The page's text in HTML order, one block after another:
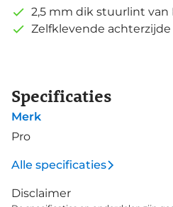
2,5 mm dik stuurlint van
Zelfklevende achterzijde
Specificaties
Merk
Pro
Alle specificaties
Disclaimer